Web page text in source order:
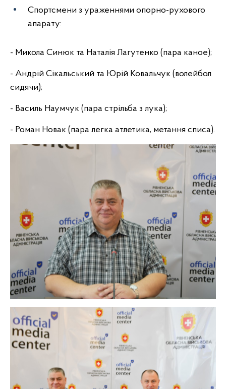
Спортсмени з ураженнями опорно-рухового
апарату:
- Микола Синюк та Наталія Лагутенко (пара каное);
- Андрій Сікальський та Юрій Ковальчук (волейбол
сидячи);
- Василь Наумчук (пара стрільба з лука);
- Роман Новак (пара легка атлетика, метання списа).